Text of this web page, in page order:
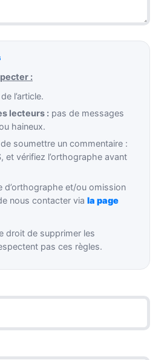
:
l’article.
lecteurs : pas de messages
haineux.
soumettre un commentaire :
et vérifiez l’orthographe avant
d’orthographe et/ou omission
nous contacter viala page
droit de supprimer les
pas ces règles.